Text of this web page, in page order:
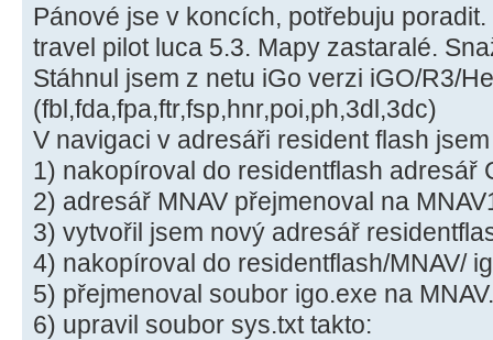
Pánové jse v koncích, potřebuju
travel pilot luca 5.3. Mapy zastaralé.
Stáhnul jsem z netu iGo verzi iGO/R3/
(fbl,fda,fpa,ftr,fsp,hnr,poi,ph,3dl,3dc)
V navigaci v adresáři resident flash
1) nakopíroval do residentflash adresář
2) adresář MNAV přejmenoval na
3) vytvořil jsem nový adresář
4) nakopíroval do residentflash/MNAV/
5) přejmenoval soubor igo.exe na
6) upravil soubor sys.txt takto: